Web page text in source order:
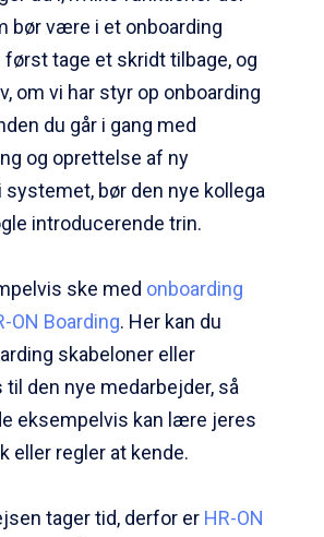
bør være i et onboarding
først tage et skridt tilbage, og
om vi har styr op onboarding
du går i gang med
og oprettelse af ny
systemet, bør den nye kollega
introducerende trin.
ske med onboarding
Boarding. Her kan du
skabeloner eller
den nye medarbejder, så
eksempelvis kan lære jeres
eller regler at kende.
tager tid, derfor er HR-ON